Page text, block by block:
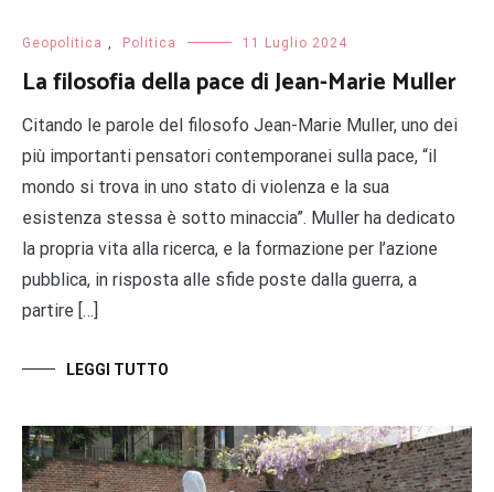
Geopolitica , Politica 11 Luglio 2024
La filosofia della pace di Jean-Marie Muller
Citando le parole del filosofo Jean-Marie Muller, uno dei
più importanti pensatori contemporanei sulla pace, “il
mondo si trova in uno stato di violenza e la sua
esistenza stessa è sotto minaccia”. Muller ha dedicato
la propria vita alla ricerca, e la formazione per l’azione
pubblica, in risposta alle sfide poste dalla guerra, a
partire […]
LEGGI TUTTO